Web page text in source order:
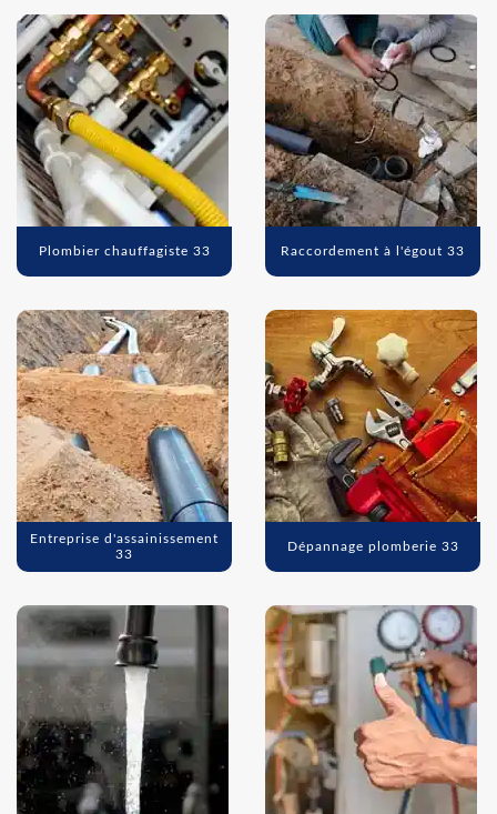
Plombier chauffagiste 33 Raccordement à l'égout 33
Entreprise d'assainissement
33
Dépannage plomberie 33